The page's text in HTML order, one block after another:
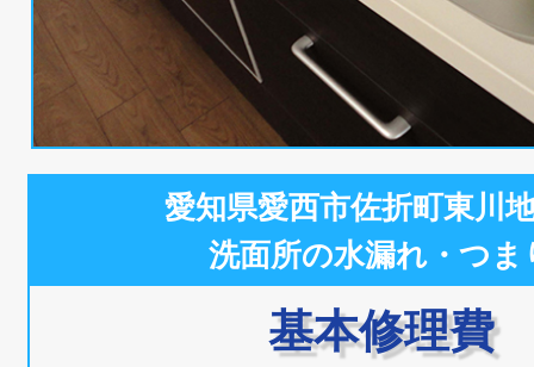
愛知県愛西市佐折町東川
洗面所の水漏れ・つま
基本修理費